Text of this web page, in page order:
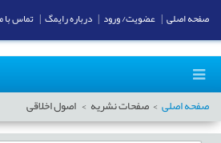
صفحه اصلی صفحات نشریه اصول اخلاقی
صفحه اصلی عضویت/ ورود درباره رایمگ تماس با ما